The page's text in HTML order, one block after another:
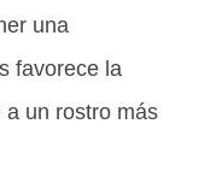
una
favorece la
un rostro más